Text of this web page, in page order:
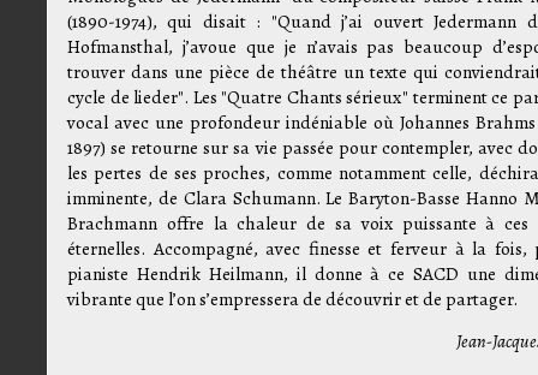
(1890-1974), qui disait : "Quand j’ai ouvert Jedermann
Hofmansthal, j’avoue que je n’avais pas beaucoup
trouver dans une pièce de théâtre un texte qui
cycle de lieder". Les "Quatre Chants sérieux" terminent ce
vocal avec une profondeur indéniable où Johannes Brahms
1897) se retourne sur sa vie passée pour contempler, avec
les pertes de ses proches, comme notamment celle,
imminente, de Clara Schumann. Le Baryton-Basse Hanno
Brachmann offre la chaleur de sa voix puissante à ces
éternelles. Accompagné, avec finesse et ferveur à la fois,
pianiste Hendrik Heilmann, il donne à ce SACD une
vibrante que l’on s’empressera de découvrir et de partager.
Jean-